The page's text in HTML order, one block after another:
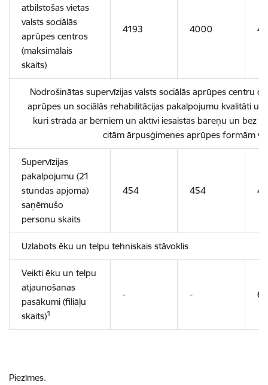
atbilstošas vietas
valsts sociālās
aprūpes centros
(maksimālais
skaits)
4193 4000
Nodrošinātas supervīzijas valsts sociālās aprūpes centru
aprūpes un sociālās rehabilitācijas pakalpojumu kvalitāti
kuri strādā ar bērniem un aktīvi iesaistās bāreņu un bez
citām ārpusģimenes aprūpes formām
Supervīzijas
pakalpojumu (21
stundas apjomā)
saņēmušo
personu skaits
454 454
Uzlabots ēku un telpu tehniskais stāvoklis
Veikti ēku un telpu
atjaunošanas
pasākumi (filiāļu
skaits)1
- - 6
Piezīmes.